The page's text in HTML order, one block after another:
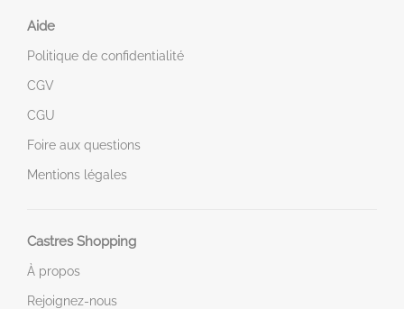
Aide
Politique de confidentialité
CGV
CGU
Foire aux questions
Mentions légales
Castres Shopping
À propos
Rejoignez-nous